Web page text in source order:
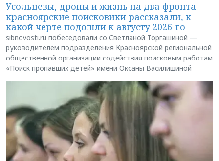
Усольцевы, дроны и жизнь на два фронта:
красноярские поисковики рассказали, к
какой черте подошли к августу 2026-го
sibnovosti.ru побеседовали со Светланой Торгашиной —
руководителем подразделения Красноярской региональной
общественной организации содействия поисковым работам
«Поиск пропавших детей» имени Оксаны Василишиной